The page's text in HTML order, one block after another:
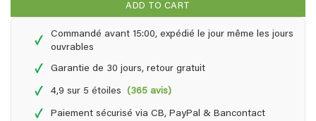
ADD TO CART
✓
Commandé avant 15:00, expédié le jour même les jours
ouvrables
✓ Garantie de 30 jours, retour gratuit
✓ 4,9 sur 5 étoiles(365 avis)
✓ Paiement sécurisé via CB, PayPal & Bancontact